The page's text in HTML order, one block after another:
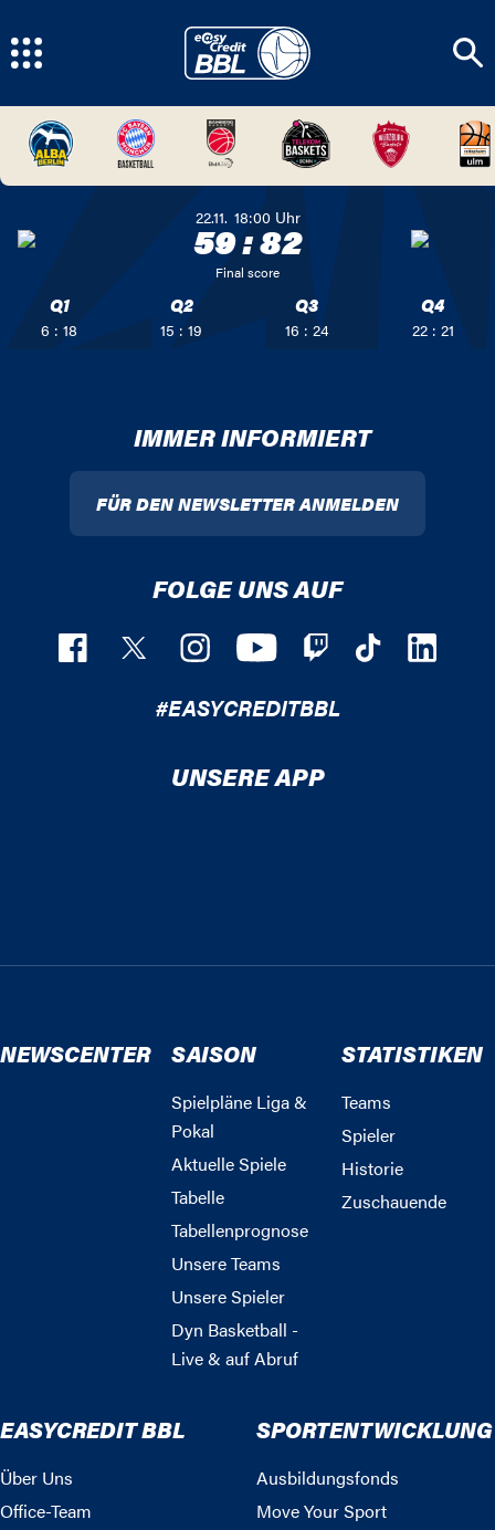
22.11. 18:00 Uhr
59:82
Final score
Q1
6 : 18
Q2
15 : 19
Q3
16 : 24
Q4
22 : 21
IMMER INFORMIERT
FÜR DEN NEWSLETTER ANMELDEN
FOLGE UNS AUF
#EASYCREDITBBL
UNSERE APP
NEWSCENTER SAISON
Spielpläne Liga &
Pokal
Aktuelle Spiele
Tabelle
Tabellenprognose
Unsere Teams
Unsere Spieler
Dyn Basketball -
Live & auf Abruf
STATISTIKEN
Teams
Spieler
Historie
Zuschauende
EASYCREDIT BBL
Über Uns
Office-Team
SPORTENTWICKLUNG
Ausbildungsfonds
Move Your Sport